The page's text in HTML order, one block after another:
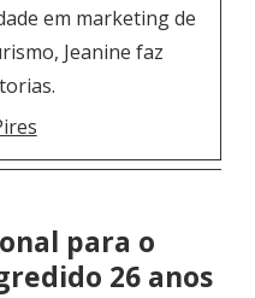
em marketing de
Jeanine faz
para o
26 anos